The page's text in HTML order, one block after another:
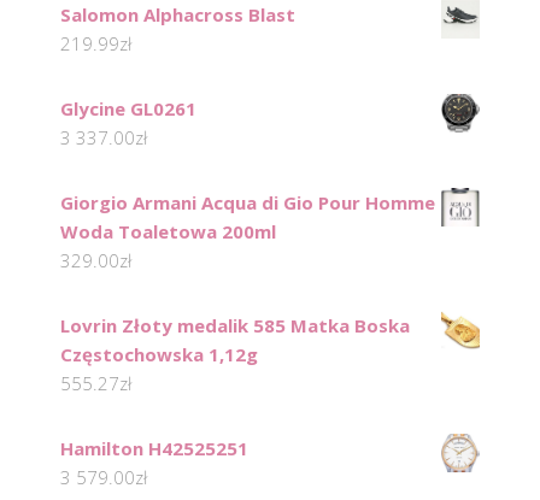
Salomon Alphacross Blast
219.99zł
Glycine GL0261
3 337.00zł
Giorgio Armani Acqua di Gio Pour Homme
Woda Toaletowa 200ml
329.00zł
Lovrin Złoty medalik 585 Matka Boska
Częstochowska 1,12g
555.27zł
Hamilton H42525251
3 579.00zł